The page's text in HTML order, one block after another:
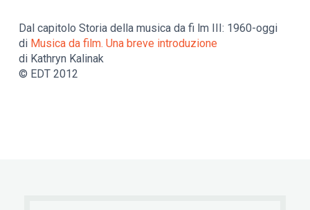
Dal capitolo Storia della musica da fi lm III: 1960-oggi
di Musica da film. Una breve introduzione
di Kathryn Kalinak
© EDT 2012